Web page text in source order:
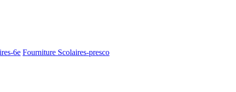
6e Fourniture Scolaires-presco